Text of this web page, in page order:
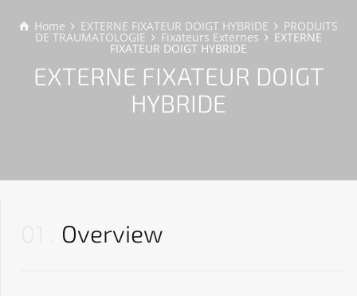
Home EXTERNE FIXATEUR DOIGT HYBRIDE PRODUITS
DE TRAUMATOLOGIE Fixateurs Externes EXTERNE
FIXATEUR DOIGT HYBRIDE
EXTERNE FIXATEUR DOIGT
HYBRIDE
Overview